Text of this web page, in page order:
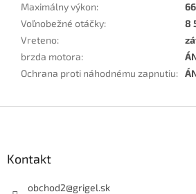
Maximálny výkon:
Voľnobežné otáčky:
8
Vreteno:
brzda motora:
Ochrana proti náhodnému zapnutiu:
Kontakt
obchod2@grigel.sk